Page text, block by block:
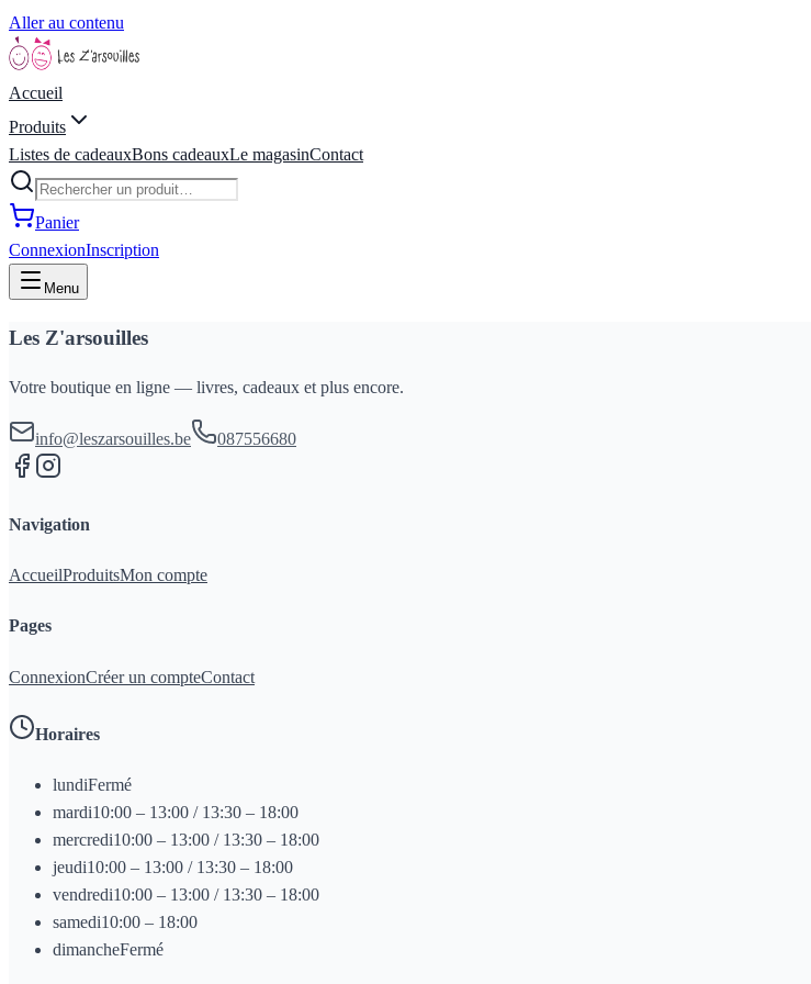
Aller au contenu
Accueil
Produits
Listes de cadeauxBons cadeauxLe magasinContact
Panier
ConnexionInscription
Menu
Les Z'arsouilles
Votre boutique en ligne — livres, cadeaux et plus encore.
info@leszarsouilles.be 087556680
Navigation
AccueilProduitsMon compte
Pages
ConnexionCréer un compteContact
Horaires
lundiFermé
mardi10:00 – 13:00 / 13:30 – 18:00
mercredi10:00 – 13:00 / 13:30 – 18:00
jeudi10:00 – 13:00 / 13:30 – 18:00
vendredi10:00 – 13:00 / 13:30 – 18:00
samedi10:00 – 18:00
dimancheFermé